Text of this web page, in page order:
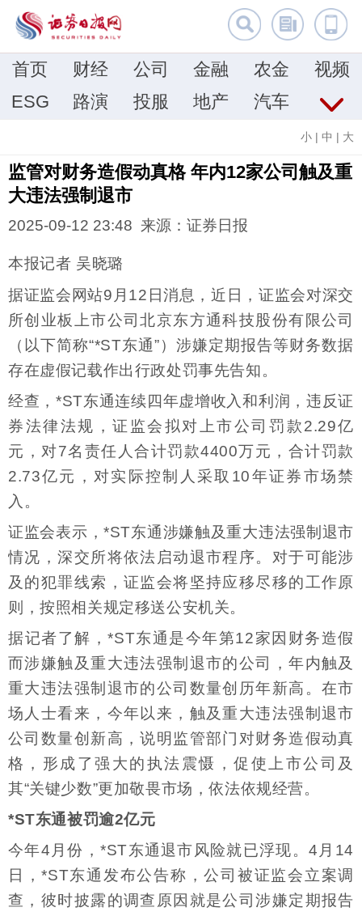
首页 财经 公司 金融 农金
视频
ESG
路演 投服 地产 汽车
小 | 中 | 大
监管对财务造假动真格 年内12家公司触及重
大违法强制退市
2025-09-12 23:48 来源：证券日报
本报记者 吴晓璐
据证监会网站9月12日消息，近日，证监会对深交
所创业板上市公司北京东方通科技股份有限公司
（以下简称“*ST东通”）涉嫌定期报告等财务数据
存在虚假记载作出行政处罚事先告知。
经查，*ST东通连续四年虚增收入和利润，违反证
券法律法规，证监会拟对上市公司罚款2.29亿
元，对7名责任人合计罚款4400万元，合计罚款
2.73亿元，对实际控制人采取10年证券市场禁
入。
证监会表示，*ST东通涉嫌触及重大违法强制退市
情况，深交所将依法启动退市程序。对于可能涉
及的犯罪线索，证监会将坚持应移尽移的工作原
则，按照相关规定移送公安机关。
据记者了解，*ST东通是今年第12家因财务造假
而涉嫌触及重大违法强制退市的公司，年内触及
重大违法强制退市的公司数量创历年新高。在市
场人士看来，今年以来，触及重大违法强制退市
公司数量创新高，说明监管部门对财务造假动真
格，形成了强大的执法震慑，促使上市公司及
其“关键少数”更加敬畏市场，依法依规经营。
*ST东通被罚逾2亿元
今年4月份，*ST东通退市风险就已浮现。4月14
日，*ST东通发布公告称，公司被证监会立案调
查，彼时披露的调查原因就是公司涉嫌定期报告